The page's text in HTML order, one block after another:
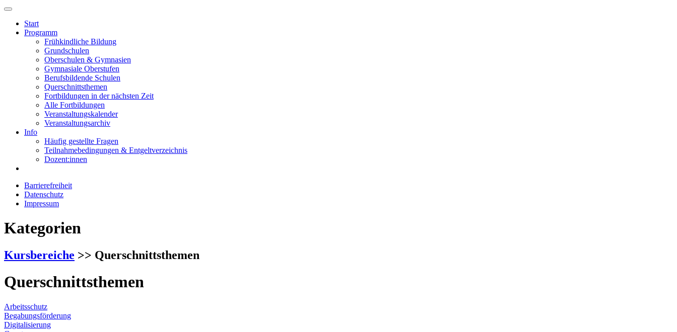
Start
Programm
Frühkindliche Bildung
Grundschulen
Oberschulen & Gymnasien
Gymnasiale Oberstufen
Berufsbildende Schulen
Querschnittsthemen
Fortbildungen in der nächsten Zeit
Alle Fortbildungen
Veranstaltungskalender
Veranstaltungsarchiv
Info
Häufig gestellte Fragen
Teilnahmebedingungen & Entgeltverzeichnis
Dozent:innen
Barrierefreiheit
Datenschutz
Impressum
Kategorien
Kursbereiche >> Querschnittsthemen
Querschnittsthemen
Arbeitsschutz
Begabungsförderung
Digitalisierung